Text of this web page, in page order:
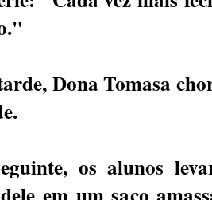
Dona Tomasa
os alunos